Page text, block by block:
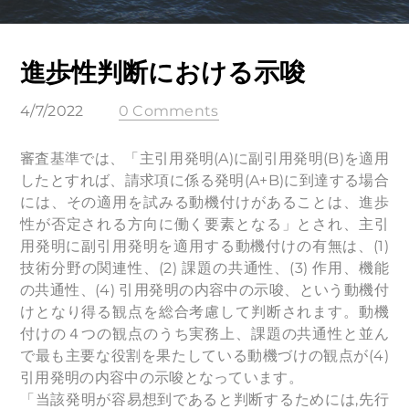
進歩性判断における示唆
4/7/2022 0 Comments
審査基準では、「主引用発明(A)に副引用発明(B)を適用
したとすれば、請求項に係る発明(A+B)に到達する場合
には、その適用を試みる動機付けがあることは、進歩
性が否定される方向に働く要素となる」とされ、主引
用発明に副引用発明を適用する動機付けの有無は、(1)
技術分野の関連性、(2) 課題の共通性、(3) 作用、機能
の共通性、(4) 引用発明の内容中の示唆、という動機付
けとなり得る観点を総合考慮して判断されます。動機
付けの４つの観点のうち実務上、課題の共通性と並ん
で最も主要な役割を果たしている動機づけの観点が(4)
引用発明の内容中の示唆となっています。
「当該発明が容易想到であると判断するためには,先行